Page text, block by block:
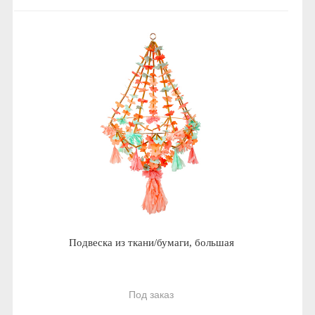
Подвеска из ткани/бумаги, большая
Под заказ